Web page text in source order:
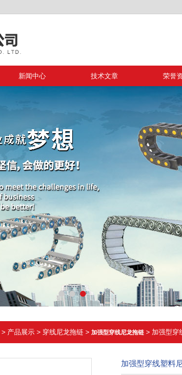
新闻中心 技术文章 荣誉
> 产品展示 > 穿线尼龙拖链 > 加强型穿线尼龙拖链 > 加强型穿
加强型穿线塑料